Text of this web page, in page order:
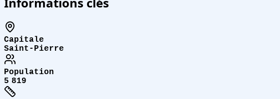
Capitale
Saint-Pierre
Population
5 819